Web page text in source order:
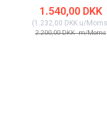
1.540,00 DKK
(1.232,00 DKKu/Moms
2.200,00 DKKm/Moms